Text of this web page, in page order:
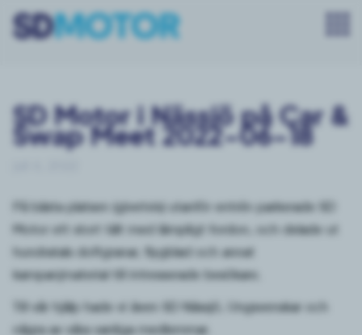
SD Motor i Nässjö på Car &
Swap Meet 2022-06-18
På bästa platsen (givetvis) utanför entrén parkerade SD
Motor ett stort tält med lämpligt fordon, och delade ut
hundratals doftgranar, flygblad och annat
kampanjmaterial till intresserade besökare.
Till vår hjälp hade vi även SD Nässjö, Ungsvenskar och
några av våra vanliga medlemmar.